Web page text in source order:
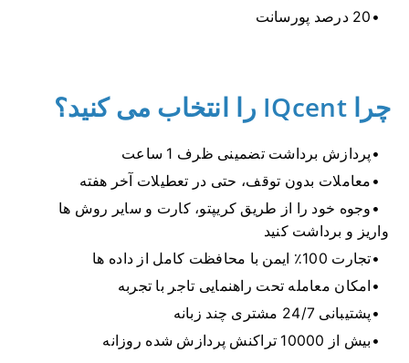
20 درصد پورسانت
چرا IQcent را انتخاب می کنید؟
پردازش برداشت تضمینی ظرف 1 ساعت
معاملات بدون توقف، حتی در تعطیلات آخر هفته
وجوه خود را از طریق کریپتو، کارت و سایر روش ها
واریز و برداشت کنید
تجارت 100٪ ایمن با محافظت کامل از داده ها
امکان معامله تحت راهنمایی تاجر با تجربه
پشتیبانی 24/7 مشتری چند زبانه
بیش از 10000 تراکنش پردازش شده روزانه